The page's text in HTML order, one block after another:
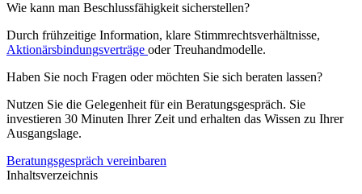
Wie kann man Beschlussfähigkeit sicherstellen?
Durch frühzeitige Information, klare Stimmrechtsverhältnisse,
Aktionärsbindungsverträge oder Treuhandmodelle.
Haben Sie noch Fragen oder möchten Sie sich beraten lassen?
Nutzen Sie die Gelegenheit für ein Beratungsgespräch. Sie
investieren 30 Minuten Ihrer Zeit und erhalten das Wissen zu Ihrer
Ausgangslage.
Beratungsgespräch vereinbaren
Inhaltsverzeichnis